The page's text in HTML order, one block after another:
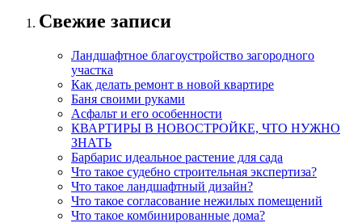
Свежие записи
Ландшафтное благоустройство загородного
участка
Как делать ремонт в новой квартире
Баня своими руками
Асфальт и его особенности
КВАРТИРЫ В НОВОСТРОЙКЕ, ЧТО НУЖНО
ЗНАТЬ
Барбарис идеальное растение для сада
Что такое судебно строительная экспертиза?
Что такое ландшафтный дизайн?
Что такое согласование нежилых помещений
Что такое комбинированные дома?